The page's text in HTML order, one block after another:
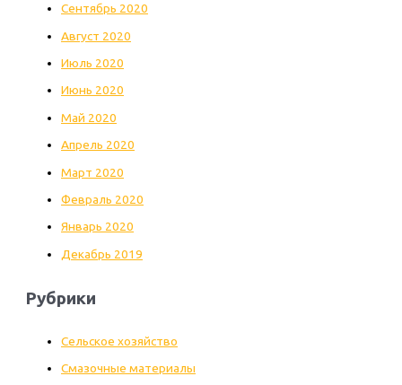
Сентябрь 2020
Август 2020
Июль 2020
Июнь 2020
Май 2020
Апрель 2020
Март 2020
Февраль 2020
Январь 2020
Декабрь 2019
Рубрики
Cельское хозяйство
Cмазочные материалы